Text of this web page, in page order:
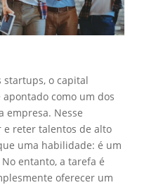
startups, o capital
como um dos
empresa. Nesse
e reter talentos de alto
uma habilidade: é um
entanto, a tarefa é
oferecer um